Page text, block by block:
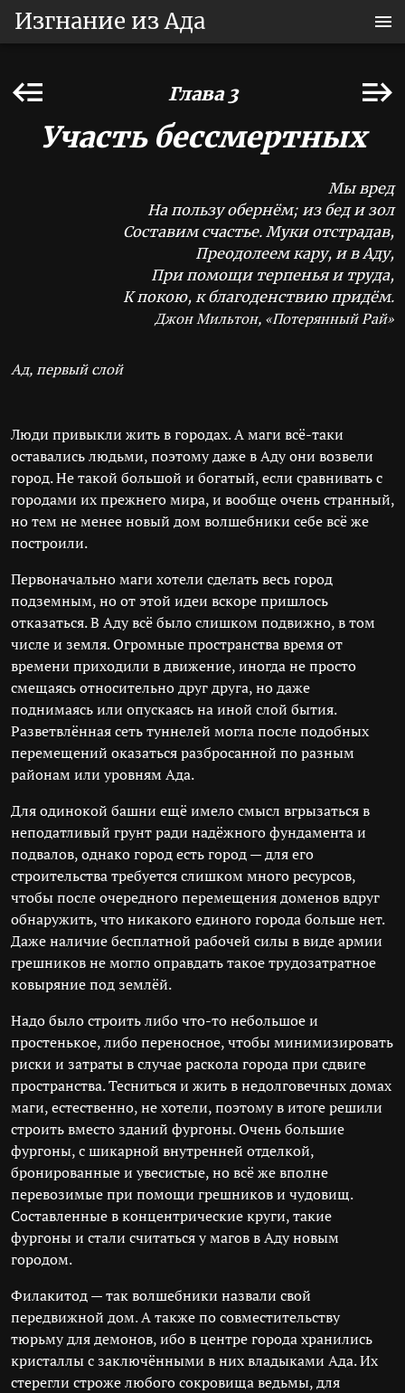
Изгнание из Ада
Глава 3
Участь бессмертных
Мы вред
На пользу обернём; из бед и зол
Составим счастье. Муки отстрадав,
Преодолеем кару, и в Аду,
При помощи терпенья и труда,
К покою, к благоденствию придём.
Джон Мильтон, «Потерянный Рай»
Ад, первый слой
Люди привыкли жить в городах. А маги всё-таки
оставались людьми, поэтому даже в Аду они возвели
город. Не такой большой и богатый, если сравнивать с
городами их прежнего мира, и вообще очень странный,
но тем не менее новый дом волшебники себе всё же
построили.
Первоначально маги хотели сделать весь город
подземным, но от этой идеи вскоре пришлось
отказаться. В Аду всё было слишком подвижно, в том
числе и земля. Огромные пространства время от
времени приходили в движение, иногда не просто
смещаясь относительно друг друга, но даже
поднимаясь или опускаясь на иной слой бытия.
Разветвлённая сеть туннелей могла после подобных
перемещений оказаться разбросанной по разным
районам или уровням Ада.
Для одинокой башни ещё имело смысл вгрызаться в
неподатливый грунт ради надёжного фундамента и
подвалов, однако город есть город — для его
строительства требуется слишком много ресурсов,
чтобы после очередного перемещения доменов вдруг
обнаружить, что никакого единого города больше нет.
Даже наличие бесплатной рабочей силы в виде армии
грешников не могло оправдать такое трудозатратное
ковыряние под землёй.
Надо было строить либо что-то небольшое и
простенькое, либо переносное, чтобы минимизировать
риски и затраты в случае раскола города при сдвиге
пространства. Тесниться и жить в недолговечных домах
маги, естественно, не хотели, поэтому в итоге решили
строить вместо зданий фургоны. Очень большие
фургоны, с шикарной внутренней отделкой,
бронированные и увесистые, но всё же вполне
перевозимые при помощи грешников и чудовищ.
Составленные в концентрические круги, такие
фургоны и стали считаться у магов в Аду новым
городом.
Филакитод — так волшебники назвали свой
передвижной дом. А также по совместительству
тюрьму для демонов, ибо в центре города хранились
кристаллы с заключёнными в них владыками Ада. Их
стерегли строже любого сокровища ведьмы, для